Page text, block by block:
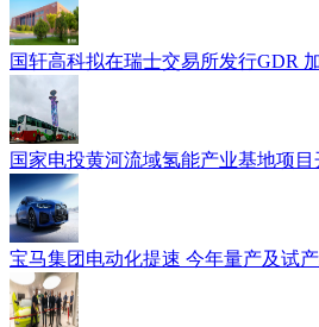
国轩高科拟在瑞士交易所发行GDR
国家电投黄河流域氢能产业基地项目
宝马集团电动化提速 今年量产及试